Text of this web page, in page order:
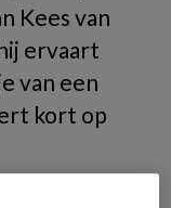
Kees van
ervaart
van een
kort op